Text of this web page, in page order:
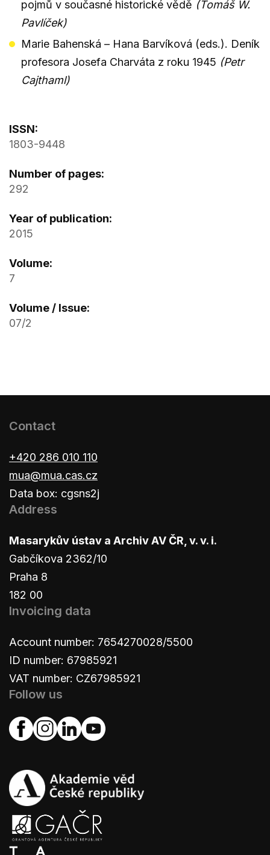
pojmů v současné historické vědě (Tomáš W.
Pavlíček)
Marie Bahenská – Hana Barvíková (eds.). Deník
profesora Josefa Charváta z roku 1945 (Petr
Cajthaml)
ISSN:
1803-9448
Number of pages:
292
Year of publication:
2015
Volume:
7
Volume / Issue:
07/2
Contact
+420 286 010 110
mua@mua.cas.cz
Data box: cgsns2j
Address
Masarykův ústav a Archiv AV ČR, v. v. i.
Gabčíkova 2362/10
Praha 8
182 00
Invoicing data
Account number: 7654270028/5500
ID number: 67985921
VAT number: CZ67985921
Follow us